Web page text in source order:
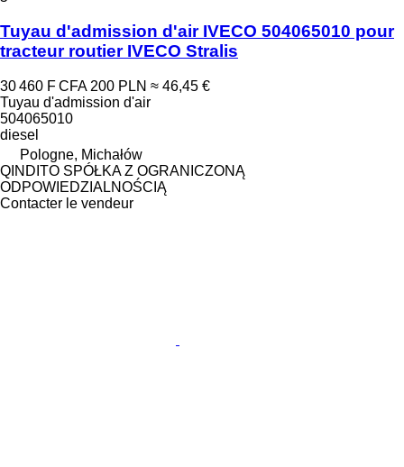
Tuyau d'admission d'air IVECO 504065010 pour
tracteur routier IVECO Stralis
30 460 F CFA 200 PLN ≈ 46,45 €
Tuyau d'admission d'air
504065010
diesel
Pologne, Michałów
QINDITO SPÓŁKA Z OGRANICZONĄ
ODPOWIEDZIALNOŚCIĄ
Contacter le vendeur